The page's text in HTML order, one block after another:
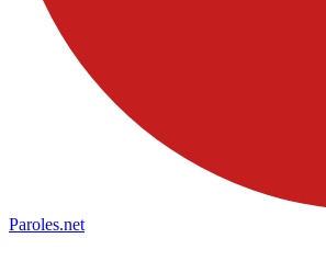
Paroles.net